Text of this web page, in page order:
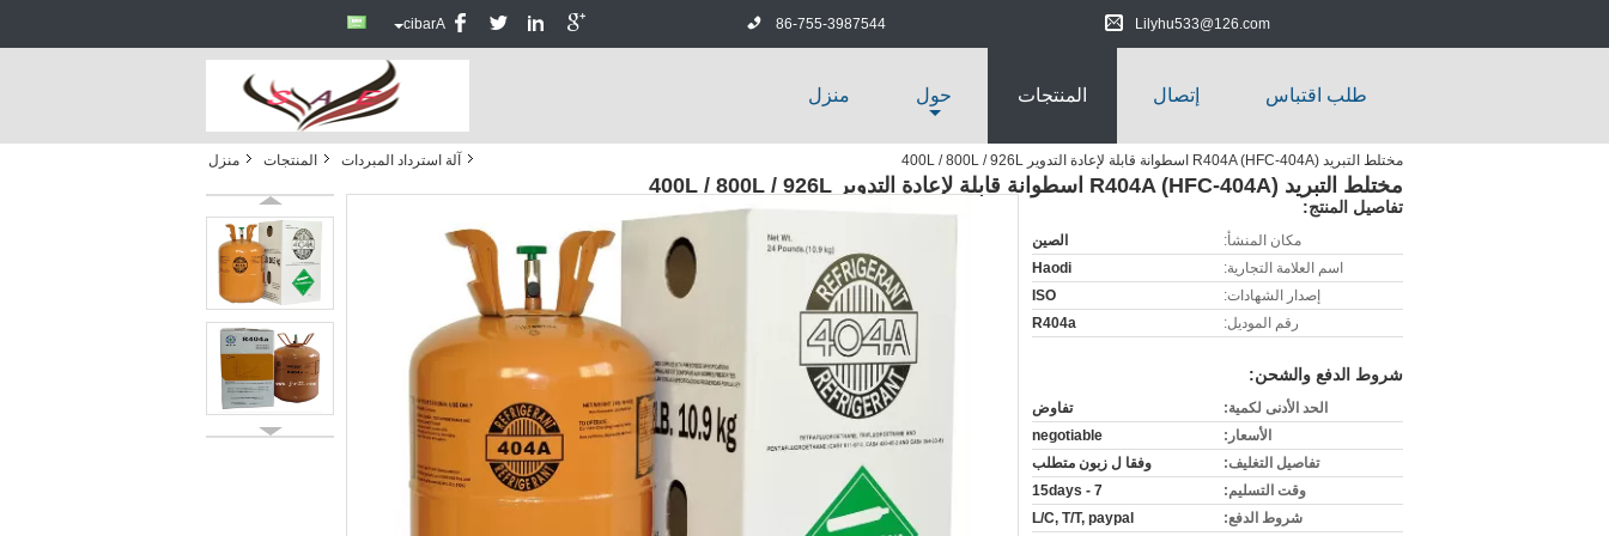
Lilyhu533@126.com
86-755-3987544
Arabic
منزل حول المنتجات إتصال طلب اقتباس
منزل المنتجات آلة استرداد المبردات مختلط التبريد R404A (HFC-404A) اسطوانة قابلة لإعادة التدوير 400L / 800L / 926L
مختلط التبريد R404A (HFC-404A) اسطوانة قابلة لإعادة التدوير 400L / 800L / 926L
تفاصيل المنتج:
مكان المنشأ:
الصين
اسم العلامة التجارية:
Haodi
إصدار الشهادات:
ISO
رقم الموديل:
R404a
شروط الدفع والشحن:
الحد الأدنى لكمية:
تفاوض
الأسعار:
negotiable
تفاصيل التغليف:
وفقا ل زبون متطلب
وقت التسليم:
7 - 15days
شروط الدفع:
L/C, T/T, paypal